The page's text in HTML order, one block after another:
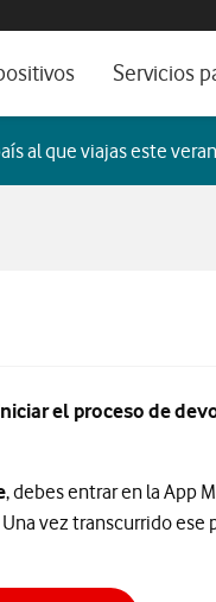
Servicios
Servicios
Por ser
al que viajas este
el proceso de
, debes entrar en la App
Una vez transcurrido ese